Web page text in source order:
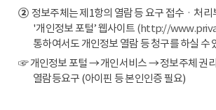
②정보주체는 제1항의 열람 등 요구 접수ㆍ처리
'개인정보 포털’ 웹사이트 (http://
통하여서도 개인정보 열람 등 청구를 하실 수
☞ 개인정보 포털 → 개인서비스 → 정보주체 권
열람등요구 (아이핀 등 본인인증 필요)